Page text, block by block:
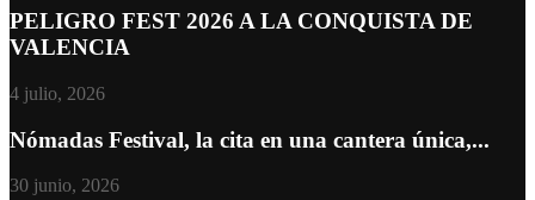
PELIGRO FEST 2026 A LA CONQUISTA DE
VALENCIA
4 julio, 2026
Nómadas Festival, la cita en una cantera única,...
30 junio, 2026